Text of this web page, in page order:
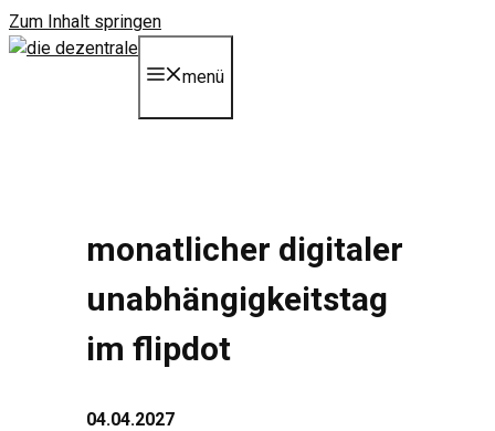
Zum Inhalt springen
menü
monatlicher digitaler
unabhängigkeitstag
im flipdot
04.04.2027